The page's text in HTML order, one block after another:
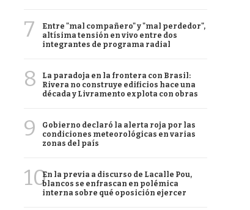
7
Entre "mal compañero" y "mal perdedor",
altísima tensión en vivo entre dos
integrantes de programa radial
8
La paradoja en la frontera con Brasil:
Rivera no construye edificios hace una
década y Livramento explota con obras
9
Gobierno declaró la alerta roja por las
condiciones meteorológicas en varias
zonas del país
10En la previa a discurso de Lacalle Pou,
blancos se enfrascan en polémica
interna sobre qué oposición ejercer